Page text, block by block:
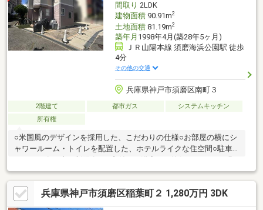
間取り 2LDK
建物面積90.91m2
土地面積81.19m2
築年月 1998年4月(築28年5ヶ月)
ＪＲ山陽本線 須磨海浜公園駅 徒歩
4分
その他の交通
兵庫県神戸市須磨区南町３
2階建て 都市ガス
システムキッチン
所有権
○米国風のデザインを採用した、こだわりの仕様○お部屋の横にシ
ャワールーム・トイレを配置した、ホテルライクな住空間○駐車
るい空間○温水洗浄便座付きトイレで快適にお使いいただけます○
ウォークインクローゼットを備え、豊富な収納スペース○趣味の
空間としても活用できるロフト付き■リフォーム履歴【2022年】
〇トイレ交換【2020年】〇１階部分クロス張替〇給湯器交換〇コ
兵庫県神戸市須磨区稲葉町２ 1,280万円 3DK